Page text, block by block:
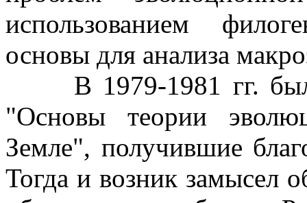
использованием
основы для анализа
В 1979-1981 гг. были
"Основы теории
Земле", получившие
Тогда и возник замысел